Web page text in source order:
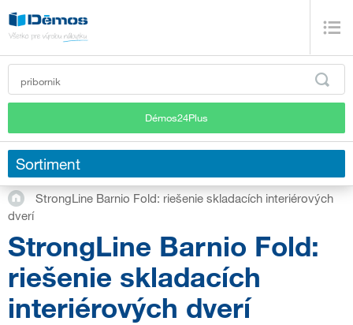
Démos24Plus
Sortiment
StrongLine Barnio Fold: riešenie skladacích interiérových
dverí
StrongLine Barnio Fold:
riešenie skladacích
interiérových dverí